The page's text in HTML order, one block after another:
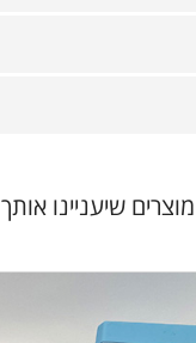
מוצרים שיעניינו אותך